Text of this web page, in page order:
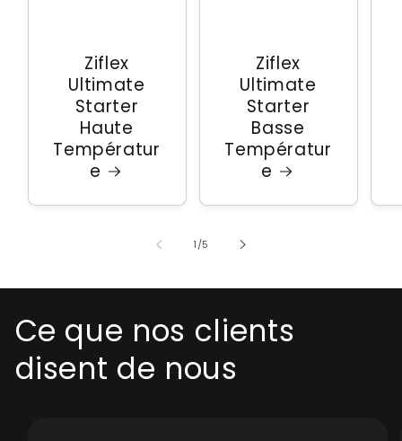
Ziflex
Ultimate
Starter
Haute
Températur
e
Ziflex
Ultimate
Starter
Basse
Températur
e
1/de
5
Ce que nos clients
disent de nous